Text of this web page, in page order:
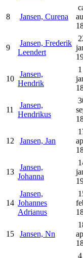
8 Jansen, Curena
9
Jansen, Frederik
Leendert
10
Jansen,
Hendrik
1
11
Jansen,
Hendrikus
12 Jansen, Jan
13
Jansen,
Johanna
14
Jansen,
Johannes
Adrianus
15 Jansen, Nn
4